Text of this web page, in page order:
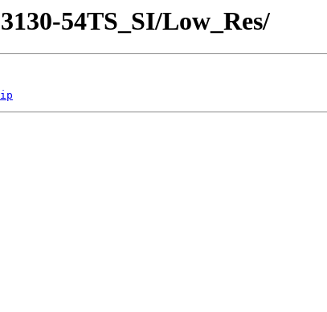
54TS_SI/Low_Res/